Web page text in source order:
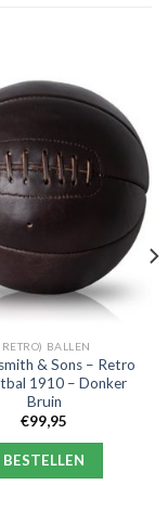
BALLEN
& Sons – Retro
1910 – Donker
Bruin
€99,95
BESTELLEN